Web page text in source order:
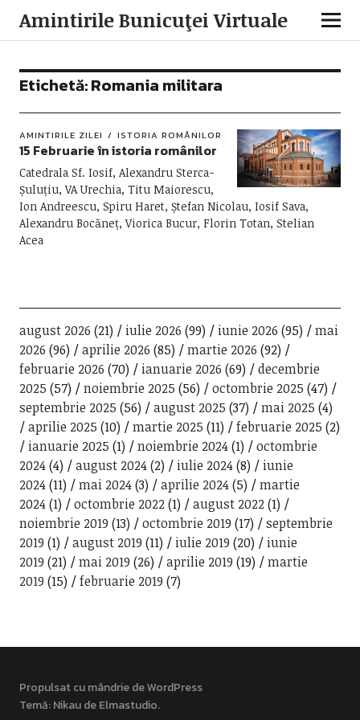
Amintirile Bunicuţei Virtuale
Etichetă:Romania militara
AMINTIRILE ZILEI ISTORIA ROMÂNILOR
15 Februarie în istoria românilor
Catedrala Sf. Iosif, Alexandru Sterca-
Șuluțiu, VA Urechia, Titu Maiorescu,
Ion Andreescu, Spiru Haret, Ștefan Nicolau, Iosif Sava,
Alexandru Bocăneț, Viorica Bucur, Florin Totan, Stelian
Acea
august 2026 (21) iulie 2026 (99) iunie 2026 (95)
mai
2026 (96) aprilie 2026 (85) martie 2026 (92)
februarie 2026 (70) ianuarie 2026 (69)
decembrie
2025 (57) noiembrie 2025 (56) octombrie 2025 (47)
septembrie 2025 (56) august 2025 (37) mai 2025 (4)
aprilie 2025 (10) martie 2025 (11) februarie 2025 (2)
ianuarie 2025 (1) noiembrie 2024(1)
octombrie
2024(4) august 2024(2) iulie 2024(8)
iunie
2024(11) mai 2024(3) aprilie 2024(5)
martie
2024(1) octombrie 2022(1) august 2022(1)
noiembrie 2019 (13) octombrie 2019 (17)
septembrie
2019 (1) august 2019 (11) iulie 2019 (20)
iunie
2019 (21) mai 2019 (26) aprilie 2019 (19)
martie
2019 (15) februarie 2019 (7)
Propulsat cu mândrie de WordPress
Temă: Nikau deElmastudio.